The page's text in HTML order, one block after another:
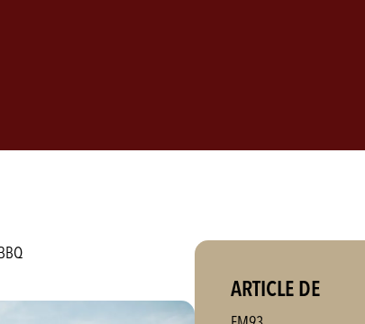
ARTICLE DE